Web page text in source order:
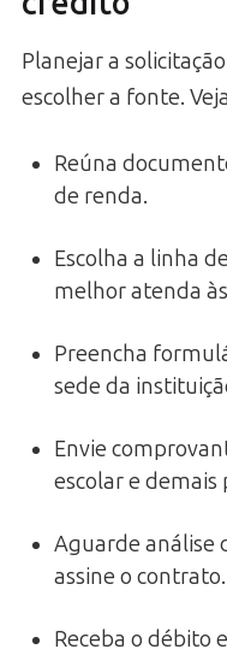
Planejar a
escolher a fonte.
Reúna
de renda.
Escolha a linha
melhor atenda
Preencha
sede da
Envie
escolar e demais
Aguarde análise
assine o contrato.
Receba o débito